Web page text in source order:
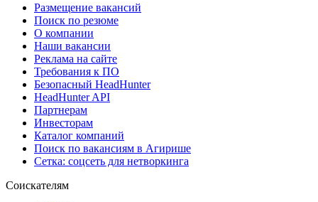
Размещение вакансий
Поиск по резюме
О компании
Наши вакансии
Реклама на сайте
Требования к ПО
Безопасный HeadHunter
HeadHunter API
Партнерам
Инвесторам
Каталог компаний
Поиск по вакансиям в Агирише
Сетка: соцсеть для нетворкинга
Соискателям